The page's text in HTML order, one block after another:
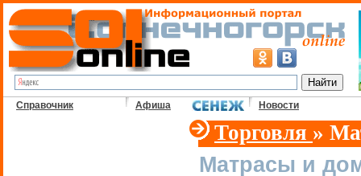
Справочник Афиша Новости
Торговля »
Матрасы и